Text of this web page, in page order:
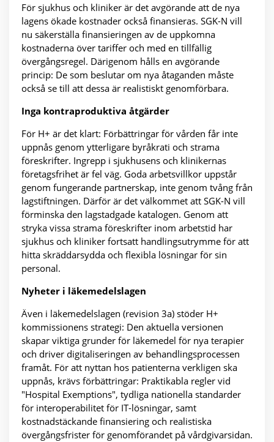
För sjukhus och kliniker är det avgörande att de nya
lagens ökade kostnader också finansieras. SGK-N vill
nu säkerställa finansieringen av de uppkomna
kostnaderna över tariffer och med en tillfällig
övergångsregel. Därigenom hålls en avgörande
princip: De som beslutar om nya åtaganden måste
också se till att dessa är realistiskt genomförbara.
Inga kontraproduktiva åtgärder
För H+ är det klart: Förbättringar för vården får inte
uppnås genom ytterligare byråkrati och strama
föreskrifter. Ingrepp i sjukhusens och klinikernas
företagsfrihet är fel väg. Goda arbetsvillkor uppstår
genom fungerande partnerskap, inte genom tvång från
lagstiftningen. Därför är det välkommet att SGK-N vill
förminska den lagstadgade katalogen. Genom att
stryka vissa strama föreskrifter inom arbetstid har
sjukhus och kliniker fortsatt handlingsutrymme för att
hitta skräddarsydda och flexibla lösningar för sin
personal.
Nyheter i läkemedelslagen
Även i läkemedelslagen (revision 3a) stöder H+
kommissionens strategi: Den aktuella versionen
skapar viktiga grunder för läkemedel för nya terapier
och driver digitaliseringen av behandlingsprocessen
framåt. För att nyttan hos patienterna verkligen ska
uppnås, krävs förbättringar: Praktikabla regler vid
"Hospital Exemptions", tydliga nationella standarder
för interoperabilitet för IT-lösningar, samt
kostnadstäckande finansiering och realistiska
övergångsfrister för genomförandet på vårdgivarsidan.